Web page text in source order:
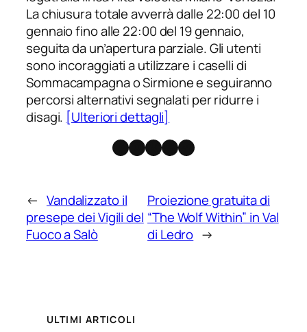
La chiusura totale avverrà dalle 22:00 del 10
gennaio fino alle 22:00 del 19 gennaio,
seguita da un’apertura parziale. Gli utenti
sono incoraggiati a utilizzare i caselli di
Sommacampagna o Sirmione e seguiranno
percorsi alternativi segnalati per ridurre i
disagi. [Ulteriori dettagli]
Facebook
Instagram
X Threads
Telegram
← Vandalizzato il
presepe dei Vigili del
Fuoco a Salò
Proiezione gratuita di
“The Wolf Within” in Val
di Ledro →
ULTIMI ARTICOLI